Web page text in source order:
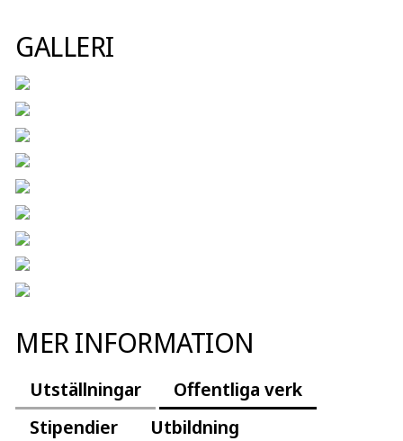
GALLERI
MER INFORMATION
Utställningar
Offentliga verk
Stipendier
Utbildning